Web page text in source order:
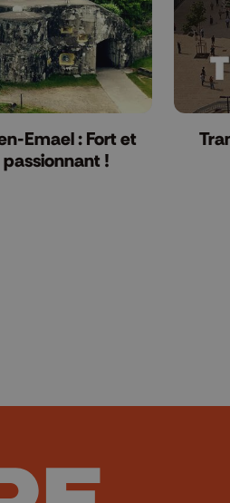
Emael : Fort et
passionnant !